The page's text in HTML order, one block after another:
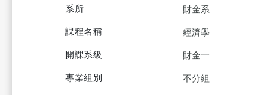
系所 財金系
課程名稱 經濟學
開課系級 財金一
專業組別 不分組